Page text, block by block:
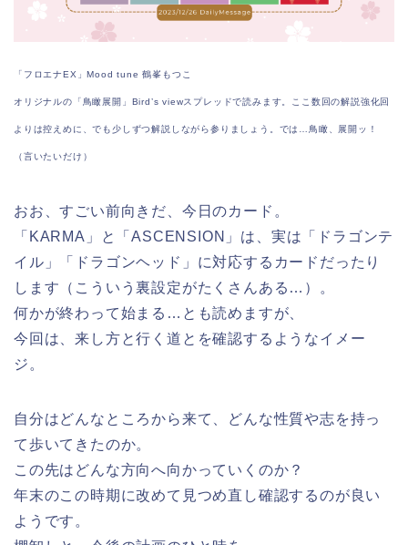
「フロエナEX」Mood tune 鶴峯もつこ
オリジナルの「鳥瞰展開」Bird’s viewスプレッドで読みます。ここ数回の解説強化回
よりは控えめに、でも少しずつ解説しながら参りましょう。では…鳥瞰、展開ッ！
（言いたいだけ）
おお、すごい前向きだ、今日のカード。
「KARMA」と「ASCENSION」は、実は「ドラゴンテ
イル」「ドラゴンヘッド」に対応するカードだったり
します（こういう裏設定がたくさんある…）。
何かが終わって始まる…とも読めますが、
今回は、来し方と行く道とを確認するようなイメー
ジ。
自分はどんなところから来て、どんな性質や志を持っ
て歩いてきたのか。
この先はどんな方向へ向かっていくのか？
年末のこの時期に改めて見つめ直し確認するのが良い
ようです。